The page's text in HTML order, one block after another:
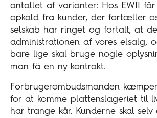
antallet af varianter: Hos EWII
opkald fra kunder, der fortæller
selskab har ringet og fortalt, at
administrationen af vores elsalg,
bare lige skal bruge nogle
man få en ny kontrakt.
Forbrugerombudsmanden
for at komme plattenslageriet til
har trange kår. Kunderne skal selv